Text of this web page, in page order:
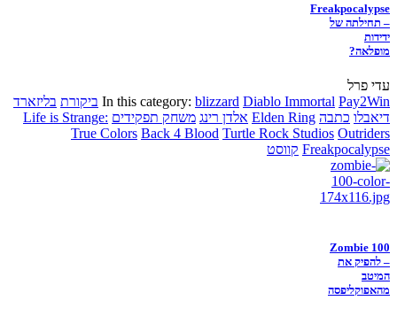
Freakpocalypse
– תחילתה של
ידידות
מופלאה?
עדי פרל
In this category: blizzard Diablo Immortal Pay2Win ביקורת בליזארד
דיאבלו כתבה Elden Ring אלדן רינג משחק תפקידים Life is Strange:
True Colors Back 4 Blood Turtle Rock Studios Outriders
Freakpocalypse קווסט
Zombie 100
– להפיק את
המיטב
מהאפוקליפסה